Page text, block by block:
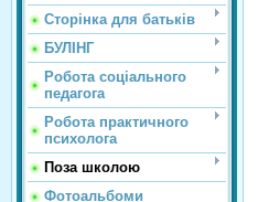
Сторінка для батьків
БУЛІНГ
Робота соціального
педагога
Робота практичного
психолога
Поза школою
Фотоальбоми